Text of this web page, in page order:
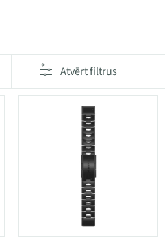
pulksteņu siksniņas
Atvērt filtrus